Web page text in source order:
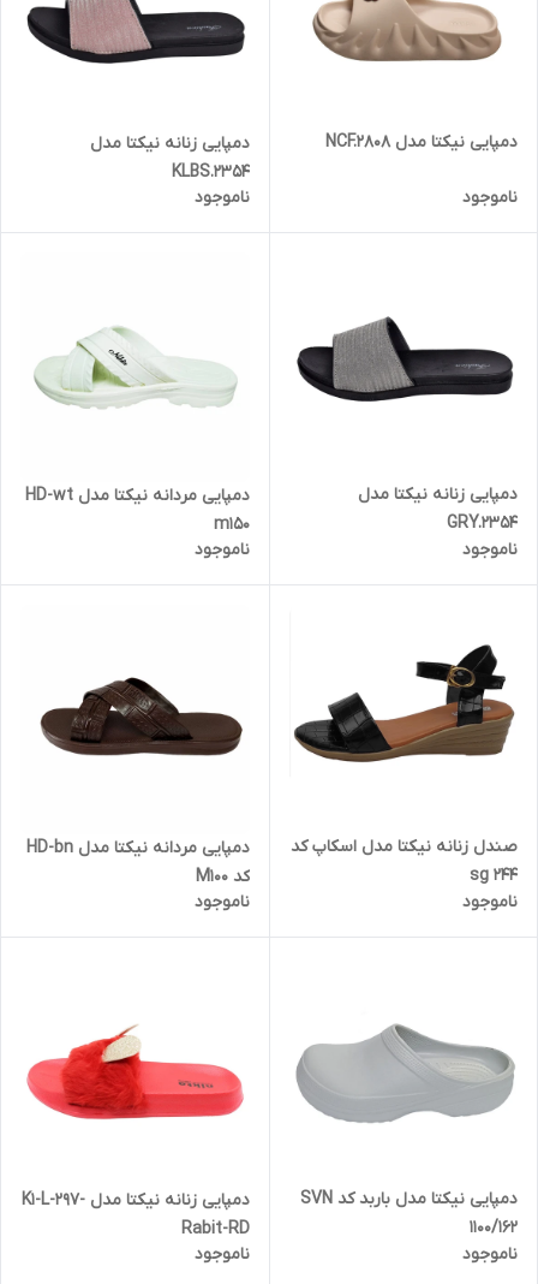
دمپایی نیکتا مدل NCF.2808
ناموجود
دمپایی زنانه نیکتا مدل
KLBS.2354
ناموجود
دمپایی زنانه نیکتا مدل
GRY.2354
ناموجود
دمپایی مردانه نیکتا مدل HD-wt
m150
ناموجود
صندل زنانه نیکتا مدل اسکاپ کد
sg 244
ناموجود
دمپایی مردانه نیکتا مدل HD-bn
کد M100
ناموجود
دمپایی نیکتا مدل باربد کد SVN
1100/162
ناموجود
دمپایی زنانه نیکتا مدل K1-L-297-
Rabit-RD
ناموجود